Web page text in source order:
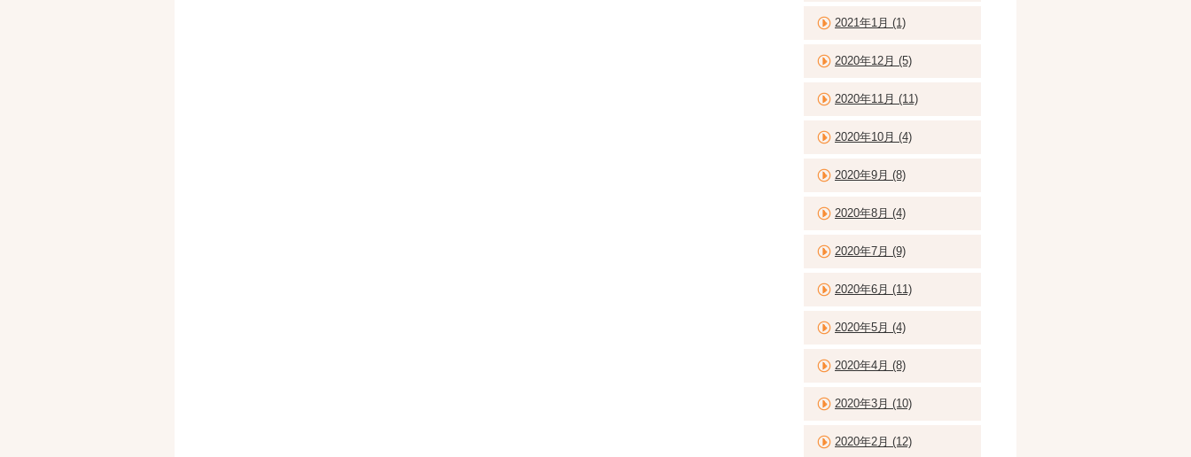
2021年1月 (1)
2020年12月 (5)
2020年11月 (11)
2020年10月 (4)
2020年9月 (8)
2020年8月 (4)
2020年7月 (9)
2020年6月 (11)
2020年5月 (4)
2020年4月 (8)
2020年3月 (10)
2020年2月 (12)